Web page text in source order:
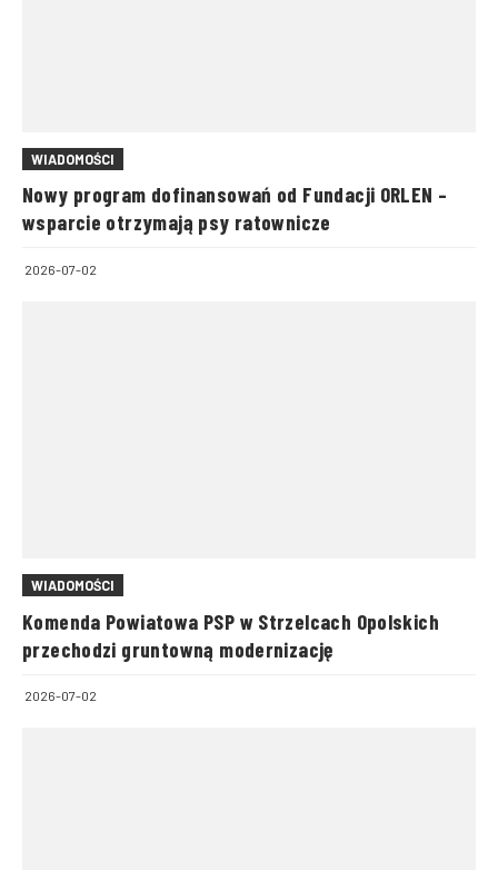
WIADOMOŚCI
Nowy program dofinansowań od Fundacji ORLEN –
wsparcie otrzymają psy ratownicze
2026-07-02
WIADOMOŚCI
Komenda Powiatowa PSP w Strzelcach Opolskich
przechodzi gruntowną modernizację
2026-07-02